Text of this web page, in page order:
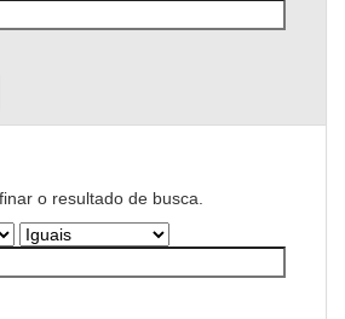
o resultado de busca.